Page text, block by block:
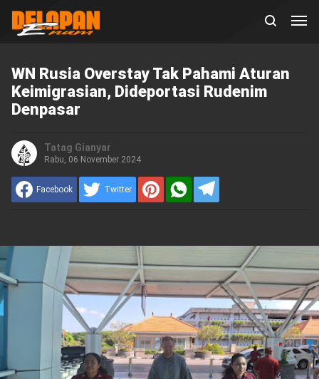
WN Rusia Overstay Tak Pahami Aturan
Keimigrasian, Dideportasi Rudenim
Denpasar
Tatag Gianyar
Rabu, 06 November 2024
Facebook Twitter